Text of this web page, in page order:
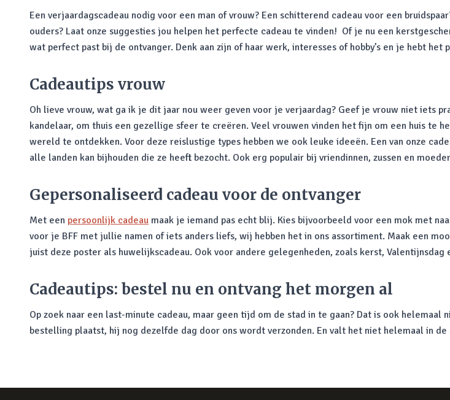
Een verjaardagscadeau nodig voor een man of vrouw? Een schitterend cadeau voor een
ouders? Laat onze suggesties jou helpen het perfecte cadeau te vinden! Of je nu een
wat perfect past bij de ontvanger. Denk aan zijn of haar werk, interesses of hobby’s en je hebt het
Cadeautips vrouw
Oh lieve vrouw, wat ga ik je dit jaar nou weer geven voor je verjaardag? Geef je vrouw niet iets
kandelaar, om thuis een gezellige sfeer te creëren. Veel vrouwen vinden het fijn om een huis te
wereld te ontdekken. Voor deze reislustige types hebben we ook leuke ideeën. Een van onze
alle landen kan bijhouden die ze heeft bezocht. Ook erg populair bij vriendinnen, zussen en
Gepersonaliseerd cadeau voor de ontvanger
Met een persoonlijk cadeau maak je iemand pas echt blij. Kies bijvoorbeeld voor een mok met
voor je BFF met jullie namen of iets anders liefs, wij hebben het in ons assortiment. Maak een
juist deze poster als huwelijkscadeau. Ook voor andere gelegenheden, zoals kerst,
Cadeautips: bestel nu en ontvang het morgen al
Op zoek naar een last-minute cadeau, maar geen tijd om de stad in te gaan? Dat is ook
bestelling plaatst, hij nog dezelfde dag door ons wordt verzonden. En valt het niet helemaal in